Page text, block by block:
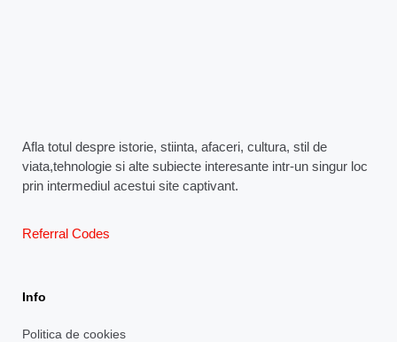
Afla totul despre istorie, stiinta, afaceri, cultura, stil de
viata,tehnologie si alte subiecte interesante intr-un singur loc
prin intermediul acestui site captivant.
Referral Codes
Info
Politica de cookies